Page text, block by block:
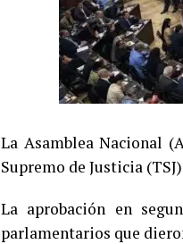
La Asamblea Nacional
Supremo de Justicia
La aprobación en
parlamentarios que